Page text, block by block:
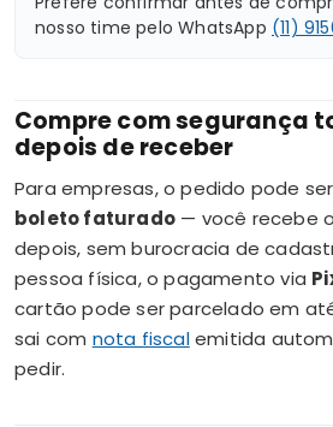
nosso time pelo WhatsApp (11)
Compre com segurança
depois de receber
Para empresas, o pedido pode
boleto faturado — você recebe
depois, sem burocracia de
pessoa física, o pagamento via
cartão pode ser parcelado em
sai com nota fiscalemitida
pedir.